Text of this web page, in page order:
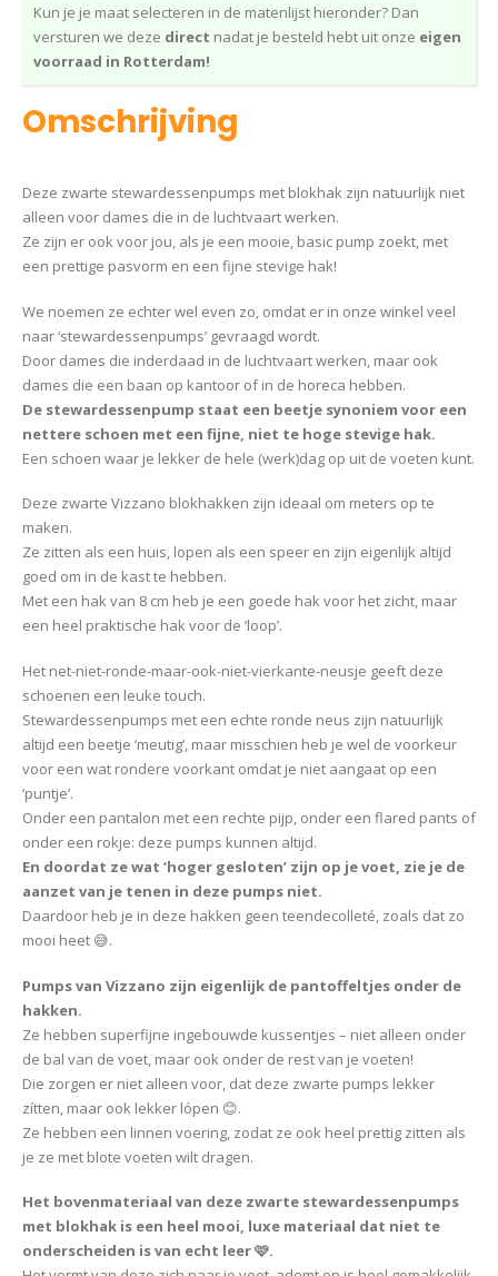
Kun je je maat selecteren in de matenlijst hieronder? Dan
versturen we deze direct nadat je besteld hebt uit onze eigen
voorraad in Rotterdam!
Omschrijving
Deze zwarte stewardessenpumps met blokhak zijn natuurlijk niet
alleen voor dames die in de luchtvaart werken.
Ze zijn er ook voor jou, als je een mooie, basic pump zoekt, met
een prettige pasvorm en een fijne stevige hak!
We noemen ze echter wel even zo, omdat er in onze winkel veel
naar ‘stewardessenpumps’ gevraagd wordt.
Door dames die inderdaad in de luchtvaart werken, maar ook
dames die een baan op kantoor of in de horeca hebben.
De stewardessenpump staat een beetje synoniem voor een
nettere schoen met een fijne, niet te hoge stevige hak.
Een schoen waar je lekker de hele (werk)dag op uit de voeten kunt.
Deze zwarte Vizzano blokhakken zijn ideaal om meters op te
maken.
Ze zitten als een huis, lopen als een speer en zijn eigenlijk altijd
goed om in de kast te hebben.
Met een hak van 8 cm heb je een goede hak voor het zicht, maar
een heel praktische hak voor de ‘loop’.
Het net-niet-ronde-maar-ook-niet-vierkante-neusje geeft deze
schoenen een leuke touch.
Stewardessenpumps met een echte ronde neus zijn natuurlijk
altijd een beetje ‘meutig’, maar misschien heb je wel de voorkeur
voor een wat rondere voorkant omdat je niet aangaat op een
‘puntje’.
Onder een pantalon met een rechte pijp, onder een flared pants of
onder een rokje: deze pumps kunnen altijd.
En doordat ze wat ‘hoger gesloten’ zijn op je voet, zie je de
aanzet van je tenen in deze pumps niet.
Daardoor heb je in deze hakken geen teendecolleté, zoals dat zo
mooi heet 😅.
Pumps van Vizzano zijn eigenlijk de pantoffeltjes onder de
hakken.
Ze hebben superfijne ingebouwde kussentjes – niet alleen onder
de bal van de voet, maar ook onder de rest van je voeten!
Die zorgen er niet alleen voor, dat deze zwarte pumps lekker
zítten, maar ook lekker lópen 😊.
Ze hebben een linnen voering, zodat ze ook heel prettig zitten als
je ze met blote voeten wilt dragen.
Het bovenmateriaal van deze zwarte stewardessenpumps
met blokhak is een heel mooi, luxe materiaal dat niet te
onderscheiden is van echt leer 🩷.